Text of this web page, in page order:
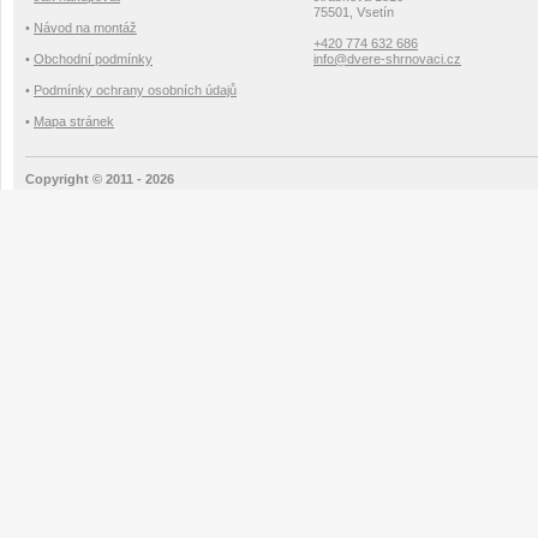
• Návod na montáž
• Obchodní podmínky
• Podmínky ochrany osobních údajů
• Mapa stránek
75501, Vsetín
+420 774 632 686
info@dvere-shrnovaci.cz
Copyright © 2011 - 2026